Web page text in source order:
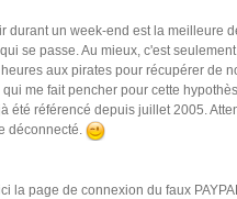
durant un week-end est la meilleure
se passe. Au mieux, c'est
aux pirates pour récupérer de
qui me fait pencher pour cette
été référencé depuis juillet 2005.
déconnecté.
la page de connexion du faux